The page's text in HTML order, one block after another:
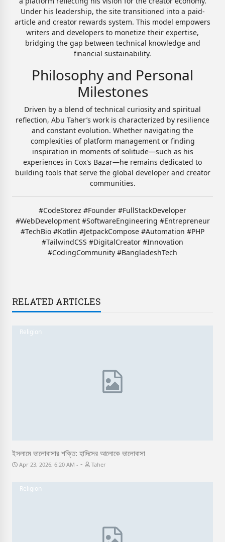
Under his leadership, the site transitioned into a paid-
article and creator rewards system. This model empowers
writers and developers to monetize their expertise,
bridging the gap between technical knowledge and
financial sustainability.
Philosophy and Personal
Milestones
Driven by a blend of technical curiosity and spiritual
reflection, Abu Taher’s work is characterized by resilience
and constant evolution. Whether navigating the
complexities of platform management or finding
inspiration in moments of solitude—such as his
experiences in Cox's Bazar—he remains dedicated to
building tools that serve the global developer and creator
communities.
#CodeStorez #Founder #FullStackDeveloper
#WebDevelopment #SoftwareEngineering #Entrepreneur
#TechBio #Kotlin #JetpackCompose #Automation #PHP
#TailwindCSS #DigitalCreator #Innovation
#CodingCommunity #BangladeshTech
RELATED ARTICLES
Religion
ইসলামে ভালোবাসার শক্তি: হাদিসের আলোকে ভালোবাসা
Apr 23, 2026, 6:20 AM - Taher
Religion